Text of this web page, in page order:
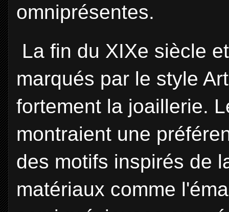
omniprésentes.
La fin du XIXe siècle
marqués par le style
fortement la joaillerie.
montraient une
des motifs inspirés de
matériaux comme